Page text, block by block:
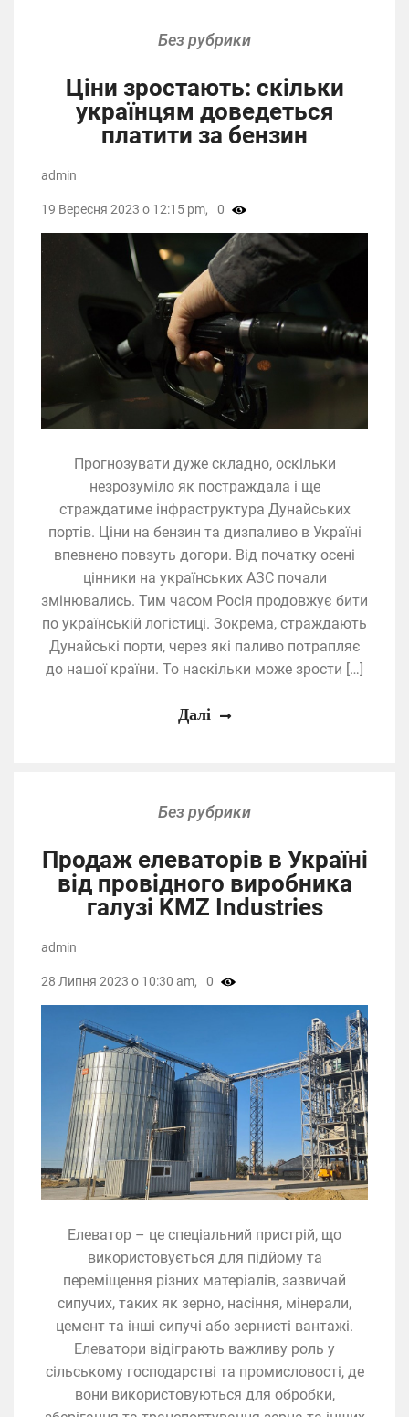
Без рубрики
Ціни зростають: скільки
українцям доведеться
платити за бензин
Прогнозувати дуже складно, оскільки
незрозуміло як постраждала і ще
страждатиме інфраструктура Дунайських
портів. Ціни на бензин та дизпаливо в Україні
впевнено повзуть догори. Від початку осені
цінники на українських АЗС почали
змінювались. Тим часом Росія продовжує бити
по українській логістиці. Зокрема, страждають
Дунайські порти, через які паливо потрапляє
до нашої країни. То наскільки може зрости […]
admin
19 Вересня 2023 о 12:15 pm, 0
Далі
Без рубрики
Продаж елеваторів в Україні
від провідного виробника
галузі KMZ Industries
Елеватор – це спеціальний пристрій, що
використовується для підйому та
переміщення різних матеріалів, зазвичай
сипучих, таких як зерно, насіння, мінерали,
цемент та інші сипучі або зернисті вантажі.
Елеватори відіграють важливу роль у
сільському господарстві та промисловості, де
вони використовуються для обробки,
admin
28 Липня 2023 о 10:30 am, 0